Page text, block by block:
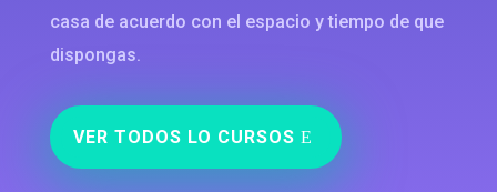
casa de acuerdo con el espacio y tiempo de que
dispongas.
VER TODOS LO CURSOS